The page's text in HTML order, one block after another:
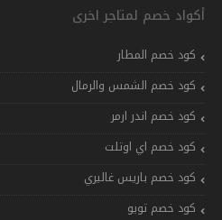
أكواد خصم لمتاجر اخرى
كود خصم المطار
كود خصم الشمس والرمال
كود خصم اندر ارمر
كود خصم اي اوتلت
كود خصم باريس غاليري
كود خصم تويو